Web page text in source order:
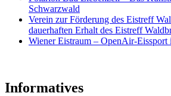
Schwarzwald
Verein zur Förderung des Eistreff
dauerhaften Erhalt des Eistreff
Wiener Eistraum – OpenAir-Eissport
Informatives